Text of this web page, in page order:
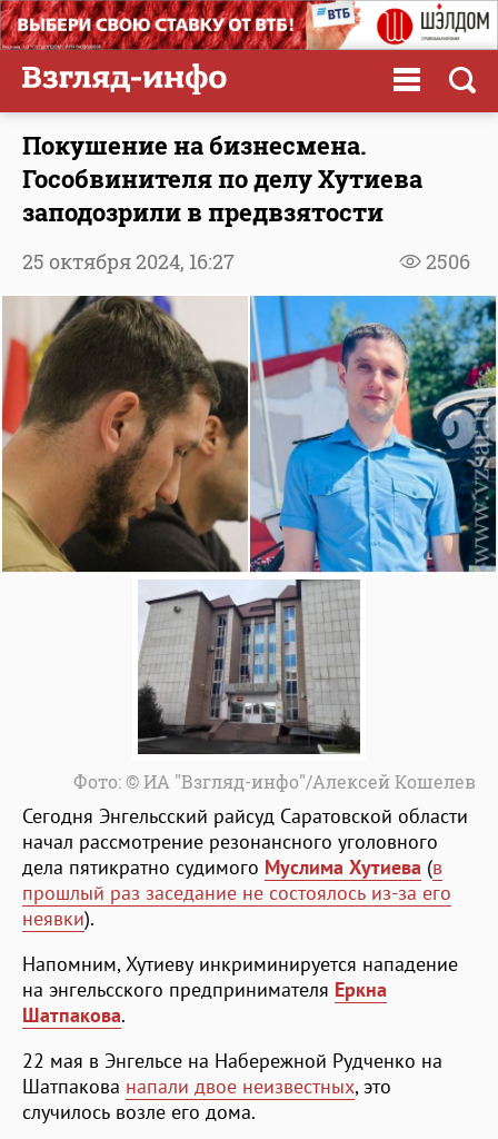
Покушение на бизнесмена.
Гособвинителя по делу Хутиева
заподозрили в предвзятости
2506
25 октября 2024, 16:27
Фото: © ИА "Взгляд-инфо"/Алексей Кошелев
Сегодня Энгельсский райсуд Саратовской области
начал рассмотрение резонансного уголовного
дела пятикратно судимого Муслима Хутиева (в
прошлый раз заседание не состоялось из-за его
неявки).
Напомним, Хутиеву инкриминируется нападение
на энгельсского предпринимателя Еркна
Шатпакова.
22 мая в Энгельсе на Набережной Рудченко на
Шатпакова напали двое неизвестных, это
случилось возле его дома.